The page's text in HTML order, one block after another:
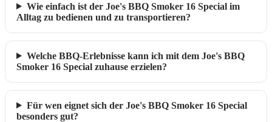
Wie einfach ist der Joe's BBQ Smoker 16 Special im
Alltag zu bedienen und zu transportieren?
Welche BBQ-Erlebnisse kann ich mit dem Joe's BBQ
Smoker 16 Special zuhause erzielen?
Für wen eignet sich der Joe's BBQ Smoker 16 Special
besonders gut?